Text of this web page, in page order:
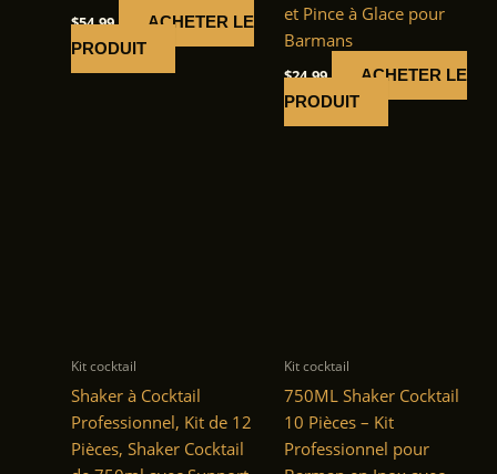
$54.99
ACHETER LE
PRODUIT
et Pince à Glace pour
Barmans
$24.99
ACHETER LE
PRODUIT
Kit cocktail
Shaker à Cocktail
Professionnel, Kit de 12
Pièces, Shaker Cocktail
Kit cocktail
750ML Shaker Cocktail
10 Pièces – Kit
Professionnel pour